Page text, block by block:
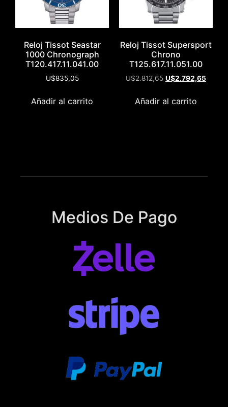
Reloj Tissot Seastar
1000 Chronograph
T120.417.11.041.00
U$835,05
Añadir al carrito
Reloj Tissot Supersport
Chrono
T125.617.11.051.00
U$2.812,65 U$2.792,65
Añadir al carrito
Medios De Pago